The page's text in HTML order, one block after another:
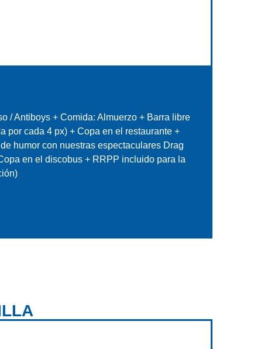
/ Antiboys + Comida: Almuerzo + Barra libre
por cada 4 px) + Copa en el restaurante +
humor con nuestras espectaculares Drag
en el discobus + RRPP incluido para la